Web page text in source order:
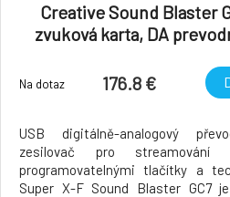
Creative Sound Blaster
zvuková karta, DA
progr. tlač,Super X-FI,
Na dotaz 176.8 €
USB digitálně-analogový
zesilovač pro
programovatelnými tlačítky a
Super X-F Sound Blaster GC7